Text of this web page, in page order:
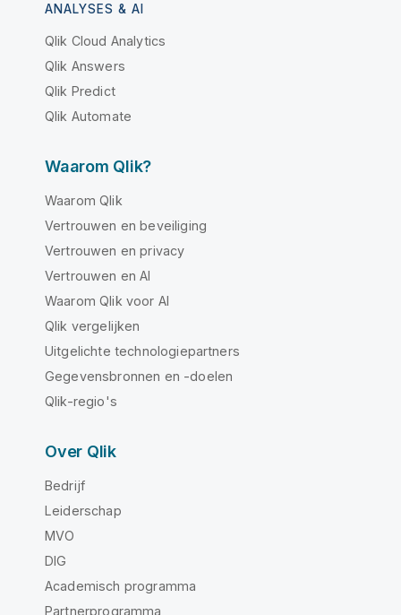
ANALYSES & AI
Qlik Cloud Analytics
Qlik Answers
Qlik Predict
Qlik Automate
Waarom Qlik?
Waarom Qlik
Vertrouwen en beveiliging
Vertrouwen en privacy
Vertrouwen en AI
Waarom Qlik voor AI
Qlik vergelijken
Uitgelichte technologiepartners
Gegevensbronnen en -doelen
Qlik-regio's
Over Qlik
Bedrijf
Leiderschap
MVO
DIG
Academisch programma
Partnerprogramma